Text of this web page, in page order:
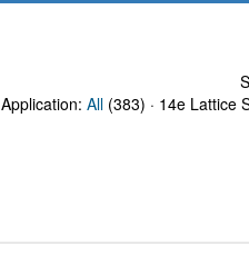
Application: All (383) · 14e Lattice